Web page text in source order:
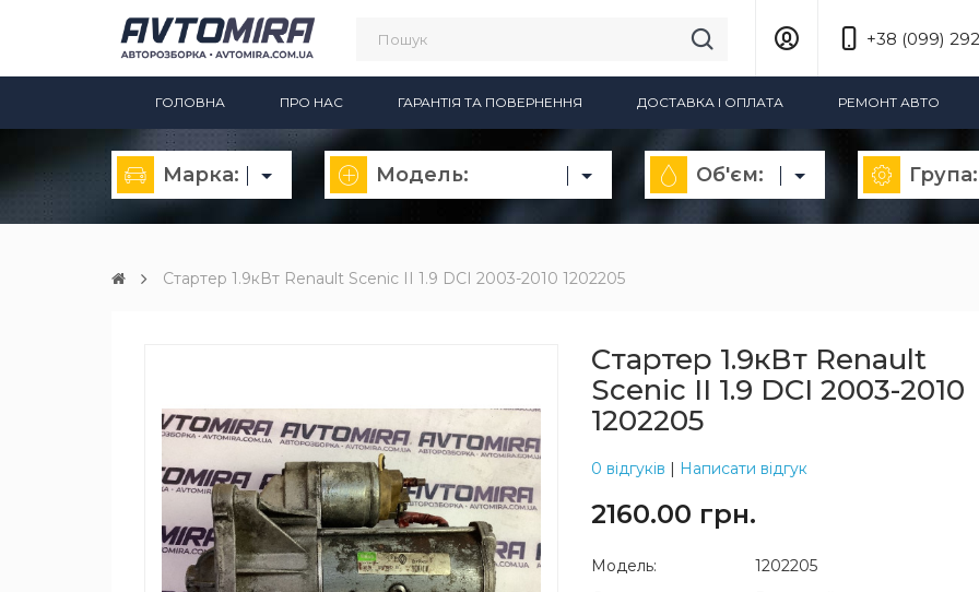
+38 (099) 292
ГОЛОВНА ПРО НАС ГАРАНТІЯ ТА ПОВЕРНЕННЯ ДОСТАВКА І ОПЛАТА РЕМОНТ АВТО
Марка: Модель: Об'єм: Група:
Стартер 1.9кВт Renault Scenic II 1.9 DCI 2003-2010 1202205
Стартер 1.9кВт Renault
Scenic II 1.9 DCI 2003-2010
1202205
0 відгуків | Написати відгук
2160.00 грн.
Модель:
1202205